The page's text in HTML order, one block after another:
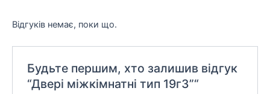
Відгуків немає, поки що.
Будьте першим, хто залишив відгук
“Двері міжкімнатні тип 19г3”“